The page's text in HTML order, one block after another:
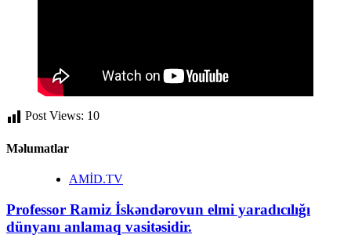
Post Views: 10
Məlumatlar
AMİD.TV
Professor Ramiz İskəndərovun elmi yaradıcılığı
dünyanı anlamaq vasitəsidir.